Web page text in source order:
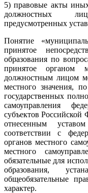
5) правовые акты
должностных
предусмотренных
Понятие
принятое
образования по
принятое органом
должностным лицом
местного значения,
государственных
самоуправления
субъектов
отнесенным
соответствии с
органов местного
местного
обязательные для
образования,
общеобязательные
характер.